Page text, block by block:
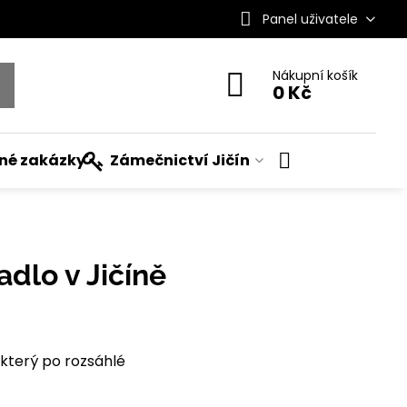
Panel uživatele
Nákupní košík
0 Kč
zakázky Zámečnictví Jičín
v Jičíně
po rozsáhlé